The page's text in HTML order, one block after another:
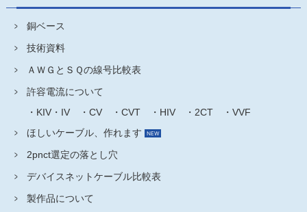
銅ベース
技術資料
ＡＷＧとＳＱの線号比較表
許容電流について
・KIV・IV
・CV ・CVT ・HIV ・2CT
・VVF
ほしいケーブル、作れます
2pnct選定の落とし穴
デバイスネットケーブル比較表
製作品について